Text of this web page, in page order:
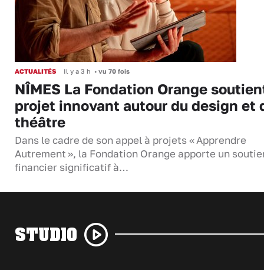
ACTUALITÉS Il y a 3 h • vu 70 fois
NÎMES La Fondation Orange
projet innovant autour du design et
théâtre
Dans le cadre de son appel à projets « Apprendre
Autrement », la Fondation Orange apporte un
financier significatif à…
STUDIO